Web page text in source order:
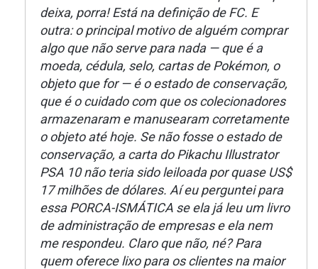
deixa, porra! Está na definição de FC. E
outra: o principal motivo de alguém comprar
algo que não serve para nada — que é a
moeda, cédula, selo, cartas de Pokémon, o
objeto que for — é o estado de conservação,
que é o cuidado com que os colecionadores
armazenaram e manusearam corretamente
o objeto até hoje. Se não fosse o estado de
conservação, a carta do Pikachu Illustrator
PSA 10 não teria sido leiloada por quase US$
17 milhões de dólares. Aí eu perguntei para
essa PORCA-ISMÁTICA se ela já leu um livro
de administração de empresas e ela nem
me respondeu. Claro que não, né? Para
quem oferece lixo para os clientes na maior